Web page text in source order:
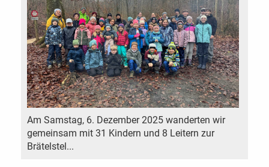
Am Samstag, 6. Dezember 2025 wanderten wir
gemeinsam mit 31 Kindern und 8 Leitern zur
Brätelstel...